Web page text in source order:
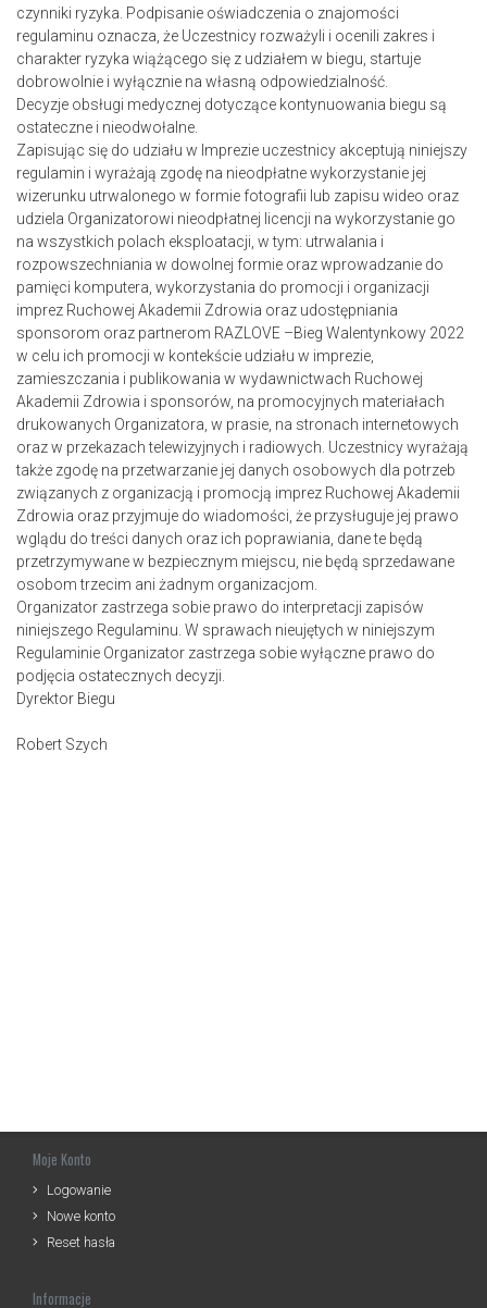
czynniki ryzyka. Podpisanie oświadczenia o znajomości
regulaminu oznacza, że Uczestnicy rozważyli i ocenili zakres i
charakter ryzyka wiążącego się z udziałem w biegu, startuje
dobrowolnie i wyłącznie na własną odpowiedzialność.
Decyzje obsługi medycznej dotyczące kontynuowania biegu są
ostateczne i nieodwołalne.
Zapisując się do udziału w Imprezie uczestnicy akceptują niniejszy
regulamin i wyrażają zgodę na nieodpłatne wykorzystanie jej
wizerunku utrwalonego w formie fotografii lub zapisu wideo oraz
udziela Organizatorowi nieodpłatnej licencji na wykorzystanie go
na wszystkich polach eksploatacji, w tym: utrwalania i
rozpowszechniania w dowolnej formie oraz wprowadzanie do
pamięci komputera, wykorzystania do promocji i organizacji
imprez Ruchowej Akademii Zdrowia oraz udostępniania
sponsorom oraz partnerom RAZLOVE –Bieg Walentynkowy 2022
w celu ich promocji w kontekście udziału w imprezie,
zamieszczania i publikowania w wydawnictwach Ruchowej
Akademii Zdrowia i sponsorów, na promocyjnych materiałach
drukowanych Organizatora, w prasie, na stronach internetowych
oraz w przekazach telewizyjnych i radiowych. Uczestnicy wyrażają
także zgodę na przetwarzanie jej danych osobowych dla potrzeb
związanych z organizacją i promocją imprez Ruchowej Akademii
Zdrowia oraz przyjmuje do wiadomości, że przysługuje jej prawo
wglądu do treści danych oraz ich poprawiania, dane te będą
przetrzymywane w bezpiecznym miejscu, nie będą sprzedawane
osobom trzecim ani żadnym organizacjom.
Organizator zastrzega sobie prawo do interpretacji zapisów
niniejszego Regulaminu. W sprawach nieujętych w niniejszym
Regulaminie Organizator zastrzega sobie wyłączne prawo do
podjęcia ostatecznych decyzji.
Dyrektor Biegu
Robert Szych
Moje Konto
Logowanie
Nowe konto
Reset hasła
Informacje